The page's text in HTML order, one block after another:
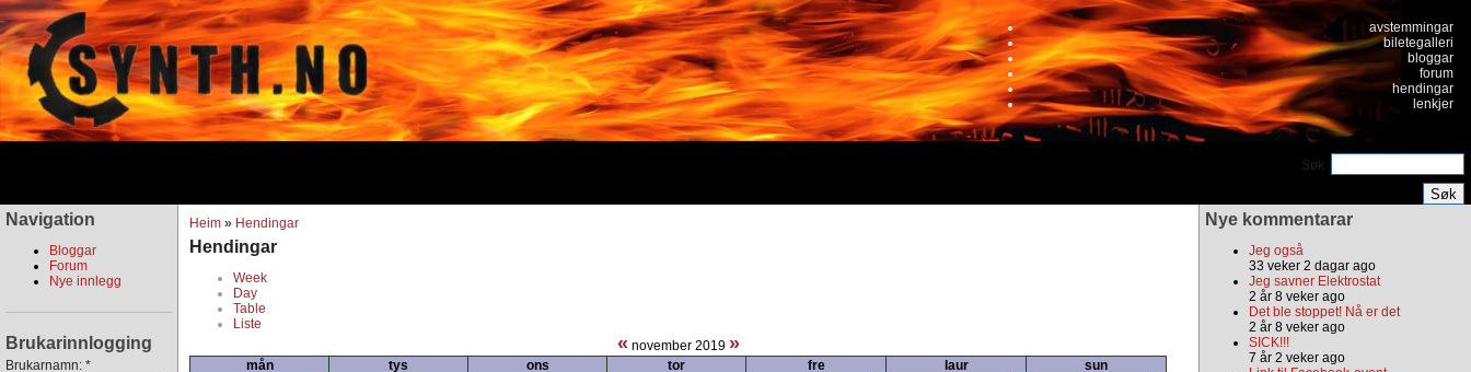
avstemmingar
biletegalleri
bloggar
forum
hendingar
lenkjer
Søk:
Navigation
Bloggar
Forum
Nye innlegg
Brukarinnlogging
Brukarnamn: *
Heim » Hendingar
Hendingar
Week
Day
Table
Liste
« november 2019 »
mån tys ons tor fre laur
sun
Nye kommentarar
Jeg også
33 veker 2 dagar ago
Jeg savner Elektrostat
2 år 8 veker ago
Det ble stoppet! Nå er det
2 år 8 veker ago
SICK!!!
7 år 2 veker ago